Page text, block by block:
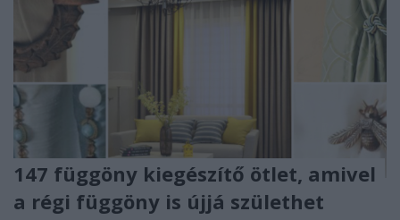
147 függöny kiegészítő ötlet, amivel
a régi függöny is újjá születhet